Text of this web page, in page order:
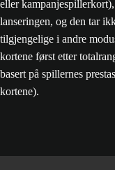
eller
lanseringen, og den tar
tilgjengelige i andre
kortene først etter
basert på spillernes
kortene).